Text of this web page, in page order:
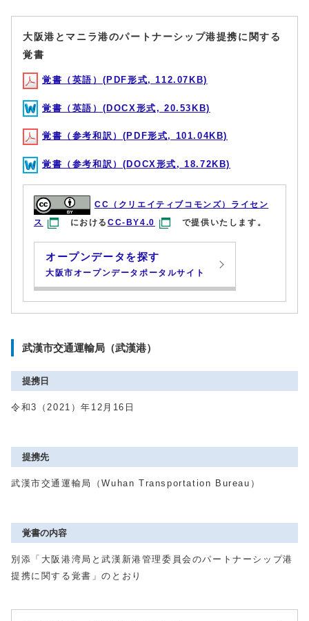
大阪港とマニラ港のパートナーシップ港提携に関する
覚書
覚書（英語）(PDF形式, 112.07KB)
覚書（英語）(DOCX形式, 20.53KB)
覚書（参考和訳）(PDF形式, 101.04KB)
覚書（参考和訳）(DOCX形式, 18.72KB)
CC（クリエイティブコモンズ）ライセン
ス
におけるCC-BY4.0 で提供いたします。
オープンデータを探す
大阪市オープンデータポータルサイト
武漢市交通運輸局（武漢港）
提携日
令和3（2021）年12月16日
提携先
武漢市交通運輸局（Wuhan Transportation Bureau）
覚書の内容
別添「大阪港湾局と武漢新港管理委員会のパートナーシップ港
提携に関する覚書」のとおり